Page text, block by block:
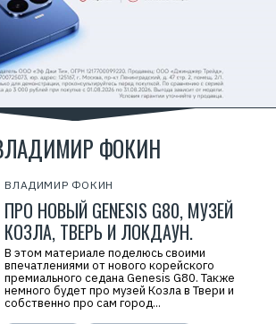
ФОКИН
ВЛАДИМИР ФОКИН
ПРО НОВЫЙ GENESIS G80, МУЗЕЙ
КОЗЛА, ТВЕРЬ И ЛОКДАУН.
В этом материале поделюсь своими
впечатлениями от нового корейского
премиального седана Genesis G80. Также
немного будет про музей Козла в Твери и
собственно про сам город...